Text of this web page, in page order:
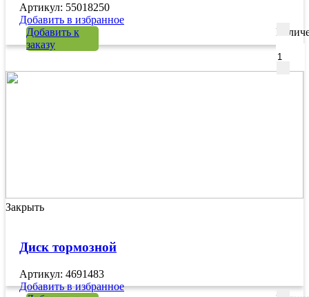
Артикул: 55018250
Добавить в избранное
Добавить к
заказу
Закрыть
Диск тормозной
Артикул: 4691483
Добавить в избранное